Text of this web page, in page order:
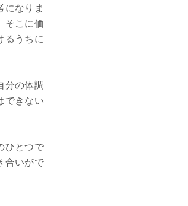
になりま
そこに価
るうちに
分の体調
できない
ひとつで
合いがで